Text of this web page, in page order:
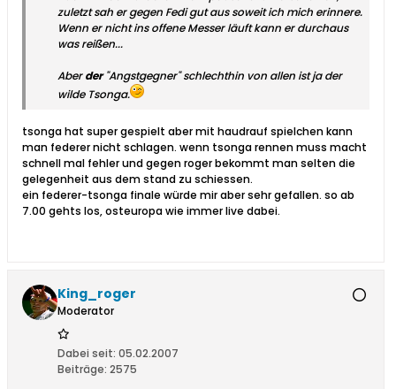
zuletzt sah er gegen Fedi gut aus soweit ich mich erinnere.
Wenn er nicht ins offene Messer läuft kann er durchaus
was reißen...
Aberder"Angstgegner" schlechthin von allen ist ja der
wilde Tsonga.
tsonga hat super gespielt aber mit haudrauf spielchen kann
man federer nicht schlagen. wenn tsonga rennen muss macht
schnell mal fehler und gegen roger bekommt man selten die
gelegenheit aus dem stand zu schiessen.
ein federer-tsonga finale würde mir aber sehr gefallen. so ab
7.00 gehts los, osteuropa wie immer live dabei.
King_roger
Moderator
Dabei seit: 05.02.2007
Beiträge: 2575